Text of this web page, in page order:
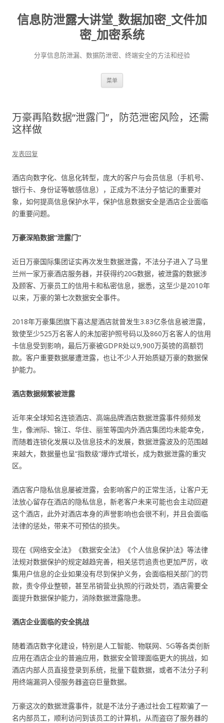
信息防泄露大讲堂_数据加密_文件加
密_加密系统
分享信息防泄漏、数据防泄密、终端安全的方法和经验
菜单
万豪再陷数据“泄露门”，防范泄密风险，还需
这样做
发表回复
酒店向数字化、信息化转型，庞大的客户与会员信息（手机号、
银行卡、身份证等敏感信息），正成为不法分子惦记的重要对
象，如何提高信息保护水平，保护信息数据安全是酒店企业面临
的重要问题。
万豪深陷数据“泄露门”
近日万豪国际集团证实再次发生数据泄露，不法分子进入了马里
兰州一家万豪酒店服务器，并获得约20G数据，被泄露的数据涉
及顾客、万豪员工的信用卡和私密信息，据悉，这至少是2010年
以来，万豪的第七次数据安全事件。
2018年万豪集团旗下喜达屋酒店就曾发生3.83亿条信息被泄露，
致使至少525万名客人的未加密护照号码以及860万名客人的信用
卡信息受到影响，最后万豪被GDPR处以9,900万英镑的高额罚
款。客户重要数据屡遭泄露，也让不少人开始质疑万豪的数据保
护能力。
酒店数据频繁被泄露
近年来全球知名连锁酒店、高端品牌酒店数据泄露事件频频发
生，像洲际、锦江、华住、丽笙等国内外酒店集团均未能幸免，
而随着连锁化发展以及信息技术的发展，数据泄露波及的范围越
来越大，数据量也呈“指数级”爆炸式增长，成为数据泄露的重灾
区。
酒店客户隐私信息屡被泄露，会影响客户的正常生活，让客户无
法放心留存在酒店的隐私信息，新老客户未来可能也会主动回避
这个酒店，此外对酒店本身的声誉影响也会很不利，并且会面临
法律的惩处，带来不可预估的损失。
现在《网络安全法》《数据安全法》《个人信息保护法》等法律
法规对数据保护的规定越趋完善，相关惩罚追责也更加严厉，收
集用户信息的企业如果没有尽到保护义务，会面临相关部门的罚
款，责令停业整顿，甚至吊销营业执照的行政处罚，酒店需要全
面提升数据保护能力，消除数据泄露隐患。
酒店企业面临的安全挑战
随着酒店数字化建设，特别是人工智能、物联网、5G等各类创新
应用在酒店企业的普遍应用，数据安全管理面临更大的挑战，如
酒店内部人员直接登录到系统，批量下载数据，或者不法分子利
用终端漏洞入侵服务器盗窃巨量数据。
万豪这次的数据泄露事件，就是不法分子通过社会工程欺骗了一
名内部员工，顺利访问到该员工的计算机，从而盗窃了服务器的